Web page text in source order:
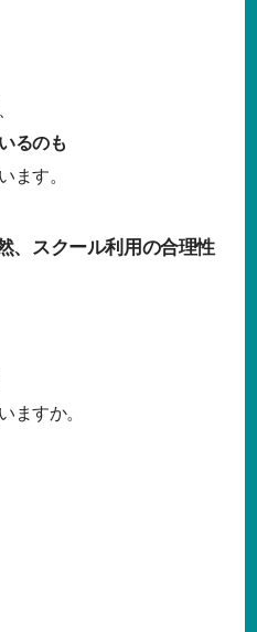
るのも
ます。
スクール利用の合理性
ますか。